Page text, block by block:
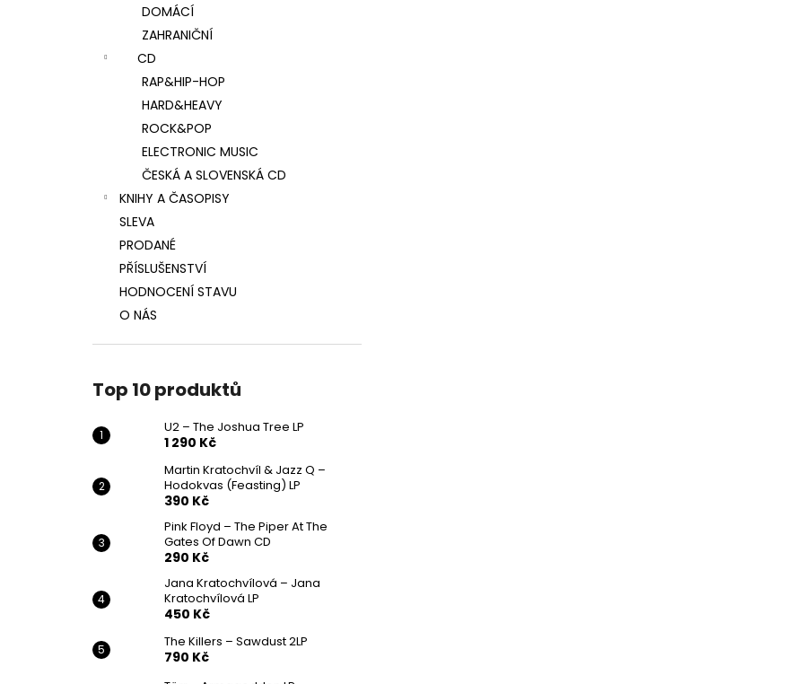
DOMÁCÍ
ZAHRANIČNÍ
CD
RAP&HIP-HOP
HARD&HEAVY
ROCK&POP
ELECTRONIC MUSIC
ČESKÁ A SLOVENSKÁ CD
KNIHY A ČASOPISY
SLEVA
PRODANÉ
PŘÍSLUŠENSTVÍ
HODNOCENÍ STAVU
O NÁS
Top 10 produktů
U2 – The Joshua Tree LP
1 290 Kč
Martin Kratochvíl & Jazz Q ‎–
Hodokvas (Feasting) LP
390 Kč
Pink Floyd – The Piper At The
Gates Of Dawn CD
290 Kč
Jana Kratochvílová – Jana
Kratochvílová LP
450 Kč
The Killers – Sawdust 2LP
790 Kč